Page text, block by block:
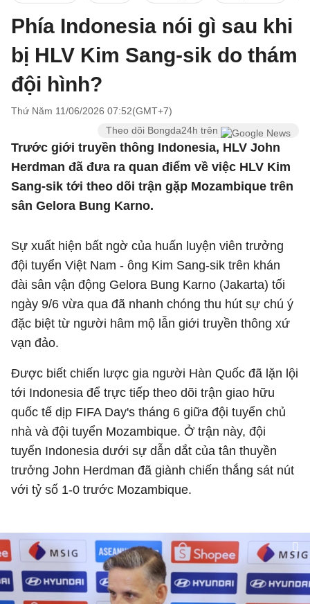
Phía Indonesia nói gì sau khi
bị HLV Kim Sang-sik do thám
đội hình?
Thứ Năm 11/06/2026 07:52(GMT+7)
Theo dõi Bongda24h trên
Trước giới truyền thông Indonesia, HLV John
Herdman đã đưa ra quan điểm về việc HLV Kim
Sang-sik tới theo dõi trận gặp Mozambique trên
sân Gelora Bung Karno.
Sự xuất hiện bất ngờ của huấn luyện viên trưởng
đội tuyển Việt Nam - ông Kim Sang-sik trên khán
đài sân vận động Gelora Bung Karno (Jakarta) tối
ngày 9/6 vừa qua đã nhanh chóng thu hút sự chú ý
đặc biệt từ người hâm mộ lẫn giới truyền thông xứ
vạn đảo.
Được biết chiến lược gia người Hàn Quốc đã lặn lội
tới Indonesia để trực tiếp theo dõi trận giao hữu
quốc tế dịp FIFA Day's tháng 6 giữa đội tuyển chủ
nhà và đội tuyển Mozambique. Ở trận này, đội
tuyển Indonesia dưới sự dẫn dắt của tân thuyền
trưởng John Herdman đã giành chiến thắng sát nút
với tỷ số 1-0 trước Mozambique.